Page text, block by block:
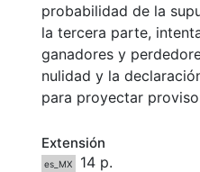
probabilidad de la
la tercera parte,
ganadores y
nulidad y la
para proyectar
Extensión
es_MX 14 p.